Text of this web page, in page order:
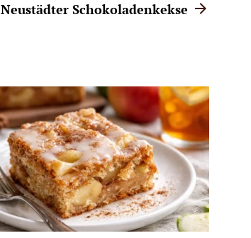
Neustädter Schokoladenkekse